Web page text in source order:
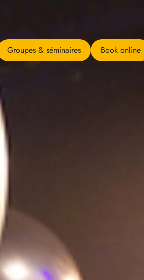
Groupes & séminaires Book online